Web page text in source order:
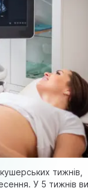
тижнів,
У 5 тижнів